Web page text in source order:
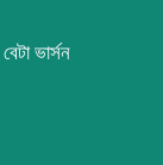
বেটা ভার্সন